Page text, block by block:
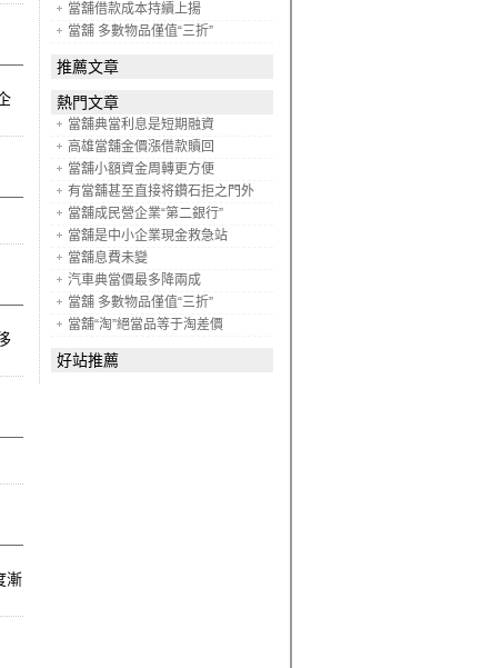
漸
當舖借款成本持續上揚
當舖 多數物品僅值“三折”
推薦文章
熱門文章
當舖典當利息是短期融資
高雄當舖金價漲借款贖回
當舖小額資金周轉更方便
有當舖甚至直接将鑽石拒之門外
當舖成民營企業“第二銀行”
當舖是中小企業現金救急站
當舖息費未變
汽車典當價最多降兩成
當舖 多數物品僅值“三折”
當舖“淘”絕當品等于淘差價
好站推薦